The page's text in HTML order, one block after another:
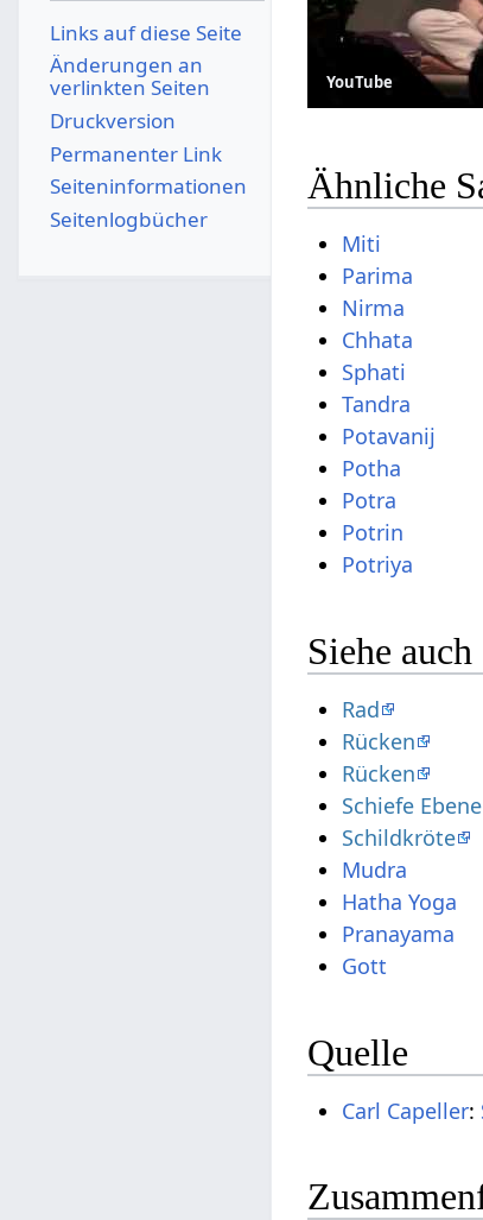
YouTube
Ähnliche
Miti
Parima
Nirma
Chhata
Sphati
Tandra
Potavanij
Potha
Potra
Potrin
Potriya
Siehe auch
Rad
Rücken
Rücken
Schiefe Ebene
Schildkröte
Mudra
Hatha Yoga
Pranayama
Gott
Quelle
Carl Capeller:
Links auf diese Seite
Änderungen an
verlinkten Seiten
Druckversion
Permanenter Link
Seiten­­informationen
Seitenlogbücher